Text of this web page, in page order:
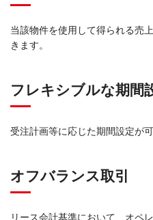
当該物件を使用して得られる売
きます。
フレキシブルな期間
受注計画等に応じた期間設定が
オフバランス取引
リース会計基準において、オペ